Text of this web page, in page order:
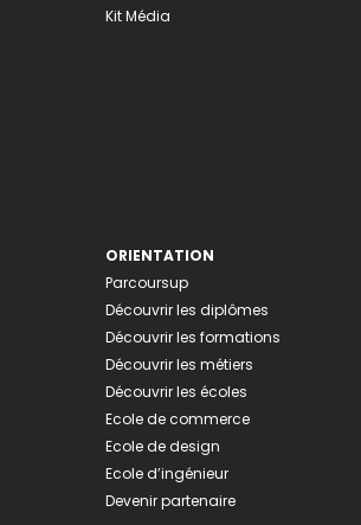
Kit Média
ORIENTATION
Parcoursup
Découvrir les diplômes
Découvrir les formations
Découvrir les métiers
Découvrir les écoles
Ecole de commerce
Ecole de design
Ecole d’ingénieur
Devenir partenaire